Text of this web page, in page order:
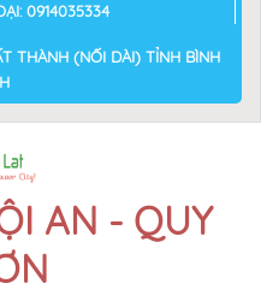
0914035334
THÀNH (NỐI DÀI) TỈNH BÌNH
AN - QUY